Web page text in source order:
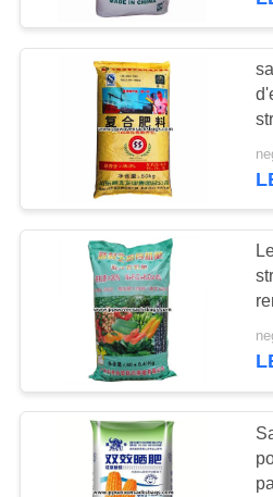
Sacs
de riz
sacs
sucre